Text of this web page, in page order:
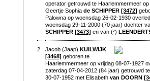
operator getrouwd te Haarlemmermeer
Geertje Sophiade SCHIPPER [3472]
Palowna op woensdag 26-02-1930
woensdag 29-11-2000 (70 jaar) dochter
SCHIPPER [3473] en van (²)
2. Jacob (Jaap)KUILWIJK
[3468] geboren te
Haarlemmermeer op vrijdag 08-07-1927
zaterdag 07-04-2012 (84 jaar) getrouwd
30-07-1952 met Elisabethvan DOORN